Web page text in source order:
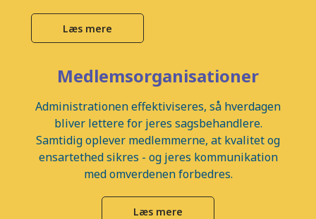
Læs mere
Medlemsorganisationer
Administrationen effektiviseres, så hverdagen
bliver lettere for jeres sagsbehandlere.
Samtidig oplever medlemmerne, at kvalitet og
ensartethed sikres - og jeres kommunikation
med omverdenen forbedres.
Læs mere